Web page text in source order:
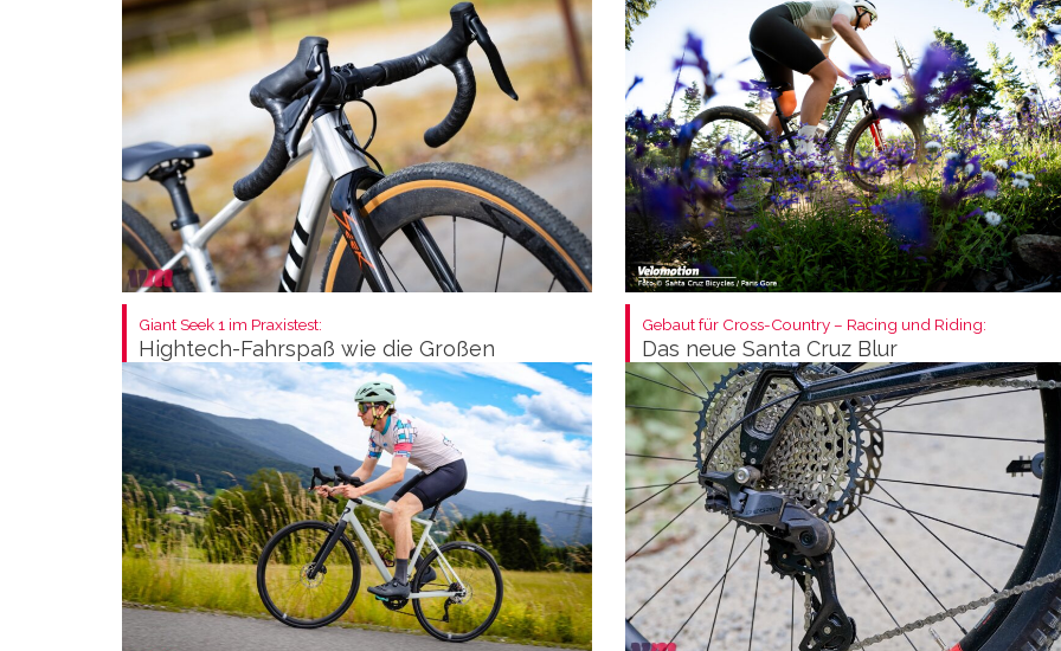
Giant Seek 1 im Praxistest:
Hightech-Fahrspaß wie die Großen
Gebaut für Cross-Country – Racing und Riding:
Das neue Santa Cruz Blur